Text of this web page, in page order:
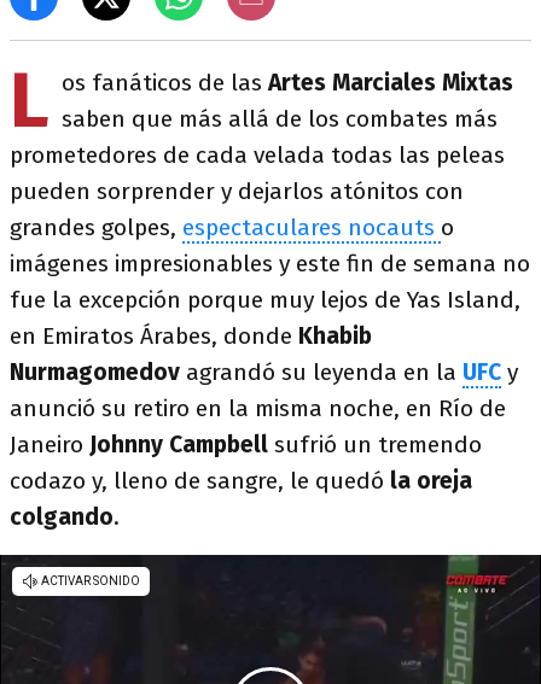
L os fanáticos de lasArtes Marciales Mixtas
saben que más allá de los combates más
prometedores de cada velada todas las peleas
pueden sorprender y dejarlos atónitos con
grandes golpes, espectaculares nocauts o
imágenes impresionables y este fin de semana no
fue la excepción porque muy lejos de Yas Island,
en Emiratos Árabes, donde Khabib
Nurmagomedov agrandó su leyenda en la UFC y
anunció su retiro en la misma noche, en Río de
Janeiro Johnny Campbell sufrió un tremendo
codazo y, lleno de sangre, le quedó la oreja
colgando.